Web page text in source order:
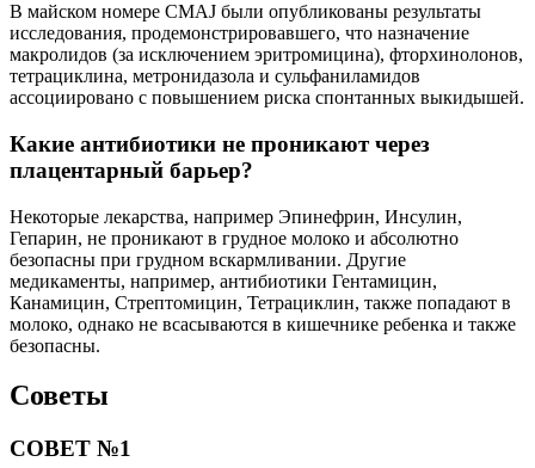
В майском номере CMAJ были опубликованы результаты
исследования, продемонстрировавшего, что назначение
макролидов (за исключением эритромицина), фторхинолонов,
тетрациклина, метронидазола и сульфаниламидов
ассоциировано с повышением риска спонтанных выкидышей.
Какие антибиотики не проникают через
плацентарный барьер?
Некоторые лекарства, например Эпинефрин, Инсулин,
Гепарин, не проникают в грудное молоко и абсолютно
безопасны при грудном вскармливании. Другие
медикаменты, например, антибиотики Гентамицин,
Канамицин, Стрептомицин, Тетрациклин, также попадают в
молоко, однако не всасываются в кишечнике ребенка и также
безопасны.
Советы
СОВЕТ №1